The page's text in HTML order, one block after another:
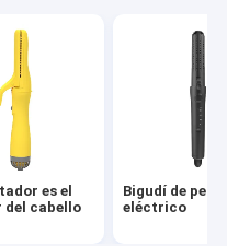
es el
del cabello
Bigudí de pelo
eléctrico